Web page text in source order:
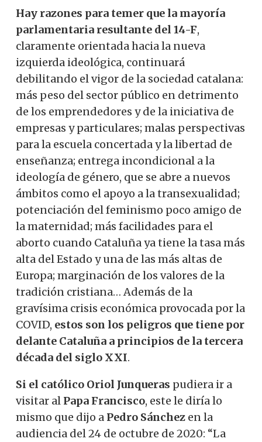
Hay razones para temer que la mayoría
parlamentaria resultante del 14-F,
claramente orientada hacia la nueva
izquierda ideológica, continuará
debilitando el vigor de la sociedad catalana:
más peso del sector público en detrimento
de los emprendedores y de la iniciativa de
empresas y particulares; malas perspectivas
para la escuela concertada y la libertad de
enseñanza; entrega incondicional a la
ideología de género, que se abre a nuevos
ámbitos como el apoyo a la transexualidad;
potenciación del feminismo poco amigo de
la maternidad; más facilidades para el
aborto cuando Cataluña ya tiene la tasa más
alta del Estado y una de las más altas de
Europa; marginación de los valores de la
tradición cristiana… Además de la
gravísima crisis económica provocada por la
COVID, estos son los peligros que tiene por
delante Cataluña a principios de la tercera
década del siglo XXI.
Si el católico Oriol Junqueras pudiera ir a
visitar al Papa Francisco, este le diría lo
mismo que dijo a Pedro Sánchez en la
audiencia del 24 de octubre de 2020: “La